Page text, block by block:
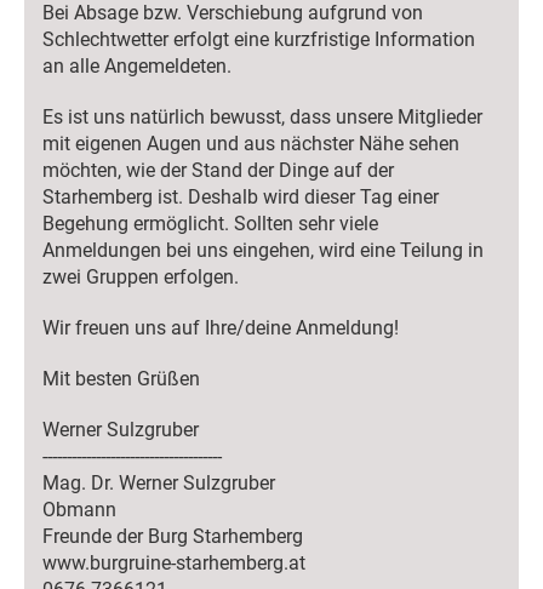
Bei Absage bzw. Verschiebung aufgrund von
Schlechtwetter erfolgt eine kurzfristige Information
an alle Angemeldeten.
Es ist uns natürlich bewusst, dass unsere Mitglieder
mit eigenen Augen und aus nächster Nähe sehen
möchten, wie der Stand der Dinge auf der
Starhemberg ist. Deshalb wird dieser Tag einer
Begehung ermöglicht. Sollten sehr viele
Anmeldungen bei uns eingehen, wird eine Teilung in
zwei Gruppen erfolgen.
Wir freuen uns auf Ihre/deine Anmeldung!
Mit besten Grüßen
Werner Sulzgruber
-------------------------------------
Mag. Dr. Werner Sulzgruber
Obmann
Freunde der Burg Starhemberg
www.burgruine-starhemberg.at